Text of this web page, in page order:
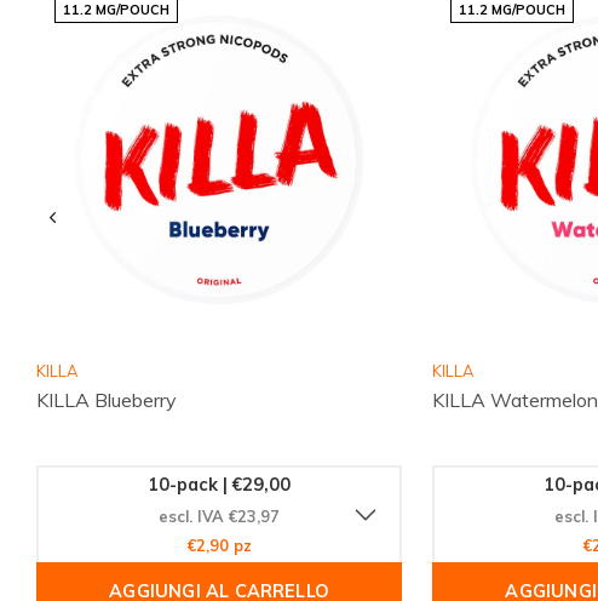
Snussie.com si concentra su una disponibilità aggiornata,
alta reperibilità, così sai sempre cosa aspettarti. Grazie a
catalogo professionale, acquistare snus e sacchetti di nicotina
affidabile. Snussie.com offre uno spazio sicuro e familiare per chi
discreto e curato.
Esplora la categoriaSACCHETTI DI NICOTINA, RUSH
per trovare
Scopri l'intera gamma di sacchetti di nicotina e snus su Snussie.com
confronta i marchi più popolari su
e resta aggiornato sulle
disponibilità seguendo Instagram
. Ordina online in modo semplice
tuoi pouches preferiti.
11.2 MG/POUCH
KILLA
KILLA Blueberry
10-pack | €29,00
escl. IVA €23,97
€2,90 pz
AGGIUNGI AL CARRELLO
11.2 MG/POUCH
KILLA
KILLA Watermelon
10-
escl.